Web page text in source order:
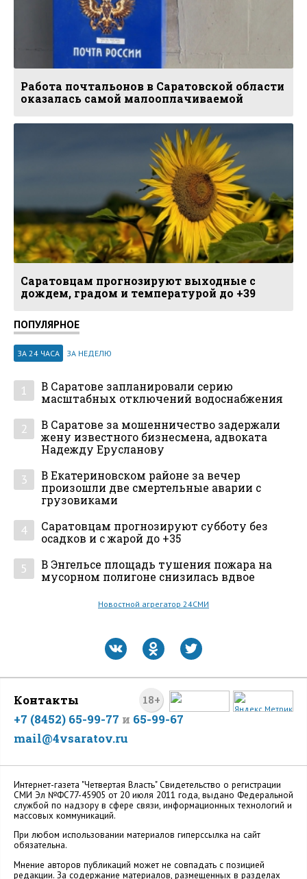
Работа почтальонов в Саратовской области
оказалась самой малооплачиваемой
Саратовцам прогнозируют выходные с
дождем, градом и температурой до +39
ПОПУЛЯРНОЕ
ЗА 24 ЧАСА ЗА НЕДЕЛЮ
1
В Саратове запланировали серию
масштабных отключений водоснабжения
2
В Саратове за мошенничество задержали
жену известного бизнесмена, адвоката
Надежду Ерусланову
3
В Екатериновском районе за вечер
произошли две смертельные аварии с
грузовиками
4
Саратовцам прогнозируют субботу без
осадков и с жарой до +35
5
В Энгельсе площадь тушения пожара на
мусорном полигоне снизилась вдвое
Новостной агрегатор 24СМИ
18+
Контакты
+7 (8452) 65-99-77 и 65-99-67
mail@4vsaratov.ru
Интернет-газета "Четвертая Власть" Cвидетельство о регистрации
СМИ Эл №ФС77-45905 от 20 июля 2011 года, выдано Федеральной
службой по надзору в сфере связи, информационных технологий и
массовых коммуникаций.
При любом использовании материалов гиперссылка на сайт
обязательна.
Мнение авторов публикаций может не совпадать с позицией
редакции. За содержание материалов, размещенных в разделах